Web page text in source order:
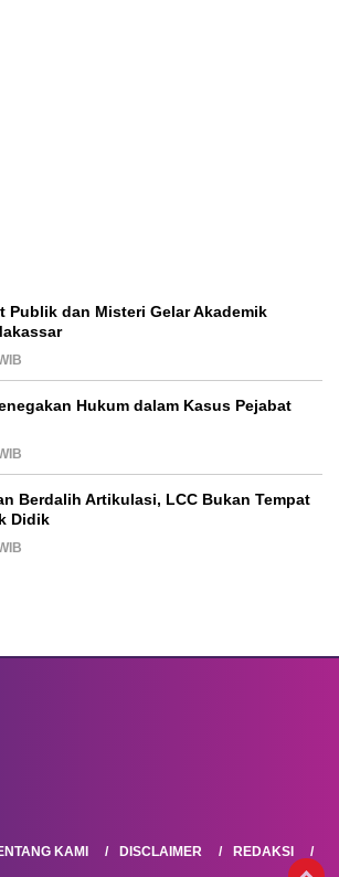
Publik dan Misteri Gelar Akademik
Hukum dalam Kasus Pejabat
Berdalih Artikulasi, LCC Bukan Tempat
Didik
KAMI DISCLAIMER
REDAKSI